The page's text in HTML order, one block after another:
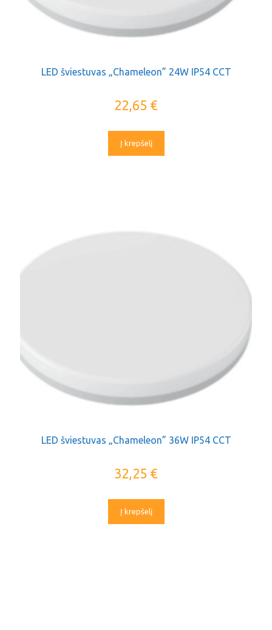
LED šviestuvas „Chameleon” 24W IP54 CCT
22,65 €
Į krepšelį
LED šviestuvas „Chameleon” 36W IP54 CCT
32,25 €
Į krepšelį